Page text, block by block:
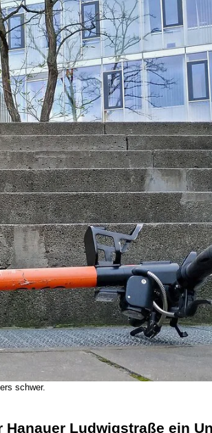
schwer.
Ludwigstraße ein